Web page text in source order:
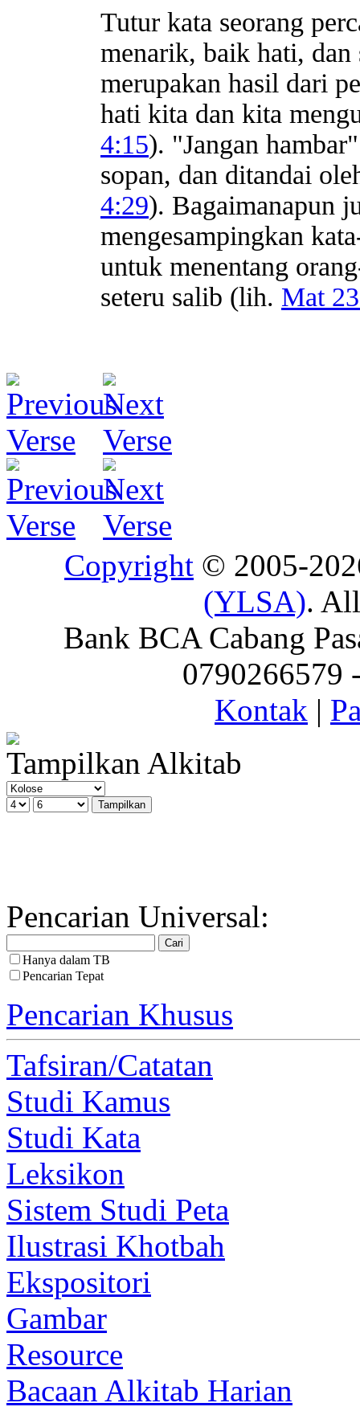
Tutur kata seorang
menarik, baik hati, dan
merupakan hasil dari
hati kita dan kita
4:15). "Jangan
sopan, dan ditandai
4:29). Bagaimanapun
mengesampingkan
untuk menentang
seteru salib (lih. Mat
Copyright © 2005-
(YLSA).
Bank BCA Cabang
0790266579
Kontak |
Tampilkan Alkitab
Pencarian Universal:
Hanya dalam TB
Pencarian Tepat
Pencarian Khusus
Tafsiran/Catatan
Studi Kamus
Studi Kata
Leksikon
Sistem Studi Peta
Ilustrasi Khotbah
Ekspositori
Gambar
Resource
Bacaan Alkitab Harian